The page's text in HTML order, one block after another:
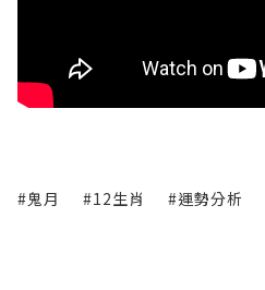
#鬼月 #12生肖 #運勢分析